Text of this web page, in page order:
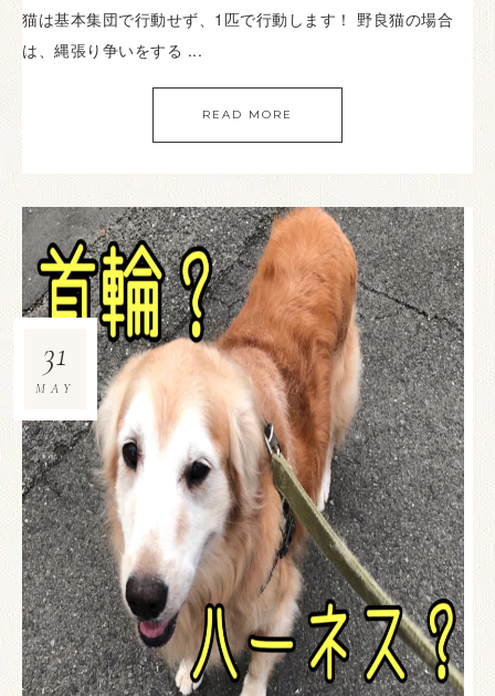
猫は基本集団で行動せず、1匹で行動します！ 野良猫の場合
は、縄張り争いをする ...
READ MORE
31
MAY